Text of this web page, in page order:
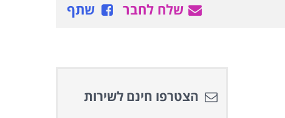
שתף שלח לחבר
הצטרפו חינם לשירות